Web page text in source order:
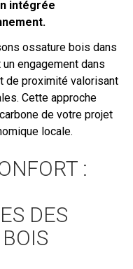
intégrée
ossature bois dans
engagement dans
de proximité valorisant
Cette approche
de votre projet
locale.
:
DES